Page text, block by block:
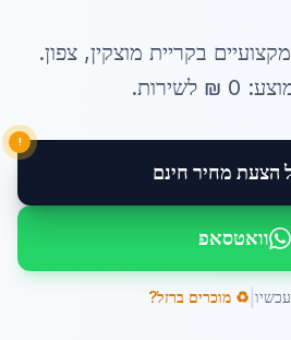
מקצועיים בקריית מוצקין,צפון.
0 ₪ לשירות.
הצעת מחיר חינם
!
וואטסאפ
עכשיו ♻️ מוכרים ברזל?